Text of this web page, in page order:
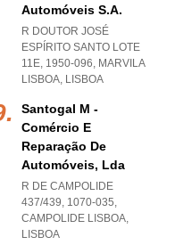
Automóveis S.a.
R DOUTOR JOSÉ
ESPÍRITO SANTO LOTE
11E, 1950-096, MARVILA
LISBOA, LISBOA
Santogal M -
Comércio E
Reparação De
Automóveis, Lda
R DE CAMPOLIDE
437/439, 1070-035,
CAMPOLIDE LISBOA,
LISBOA